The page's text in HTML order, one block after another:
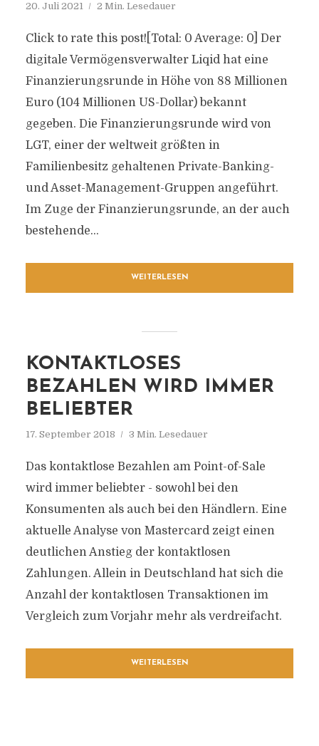
20. Juli 2021 2 Min. Lesedauer
Click to rate this post![Total: 0 Average: 0] Der
digitale Vermögensverwalter Liqid hat eine
Finanzierungsrunde in Höhe von 88 Millionen
Euro (104 Millionen US-Dollar) bekannt
gegeben. Die Finanzierungsrunde wird von
LGT, einer der weltweit größten in
Familienbesitz gehaltenen Private-Banking-
und Asset-Management-Gruppen angeführt.
Im Zuge der Finanzierungsrunde, an der auch
bestehende...
WEITERLESEN
KONTAKTLOSES
BEZAHLEN WIRD IMMER
BELIEBTER
17. September 2018 3 Min. Lesedauer
Das kontaktlose Bezahlen am Point-of-Sale
wird immer beliebter - sowohl bei den
Konsumenten als auch bei den Händlern. Eine
aktuelle Analyse von Mastercard zeigt einen
deutlichen Anstieg der kontaktlosen
Zahlungen. Allein in Deutschland hat sich die
Anzahl der kontaktlosen Transaktionen im
Vergleich zum Vorjahr mehr als verdreifacht.
WEITERLESEN